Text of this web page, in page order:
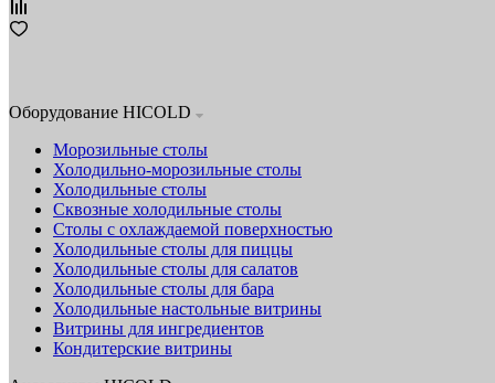
Оборудование HICOLD
Морозильные столы
Холодильно-морозильные столы
Холодильные столы
Сквозные холодильные столы
Столы с охлаждаемой поверхностью
Холодильные столы для пиццы
Холодильные столы для салатов
Холодильные столы для бара
Холодильные настольные витрины
Витрины для ингредиентов
Кондитерские витрины